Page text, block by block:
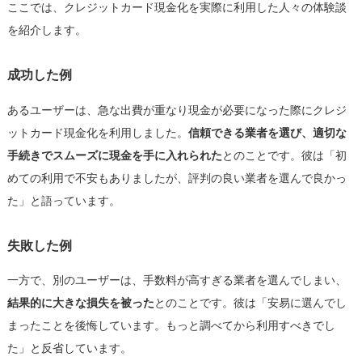
ここでは、クレジットカード現金化を実際に利用した人々の体験談
を紹介します。
成功した例
あるユーザーは、急な出費が重なり現金が必要になった際にクレジ
ットカード現金化を利用しました。 信頼できる業者を選び、適切な
手続きでスムーズに現金を手に入れられたとのことです。彼は「初
めての利用で不安もありましたが、評判の良い業者を選んで良かっ
た」と語っています。
失敗した例
一方で、別のユーザーは、手数料が高すぎる業者を選んでしまい、
結果的に大きな損失を被ったとのことです。彼は「安易に選んでし
まったことを後悔しています。もっと調べてから利用すべきでし
た」と反省しています。